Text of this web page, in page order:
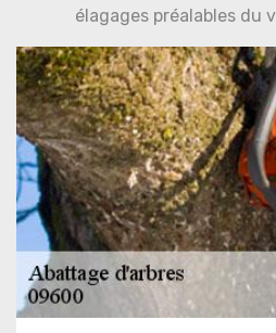
élagages préalables du